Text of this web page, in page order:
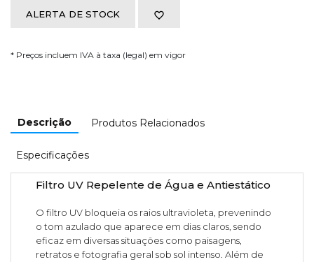
ALERTA DE STOCK
* Preços incluem IVA à taxa (legal) em vigor
Descrição Produtos Relacionados
Especificações
Filtro UV Repelente de Água e Antiestático
O filtro UV bloqueia os raios ultravioleta, prevenindo
o tom azulado que aparece em dias claros, sendo
eficaz em diversas situações como paisagens,
retratos e fotografia geral sob sol intenso. Além de